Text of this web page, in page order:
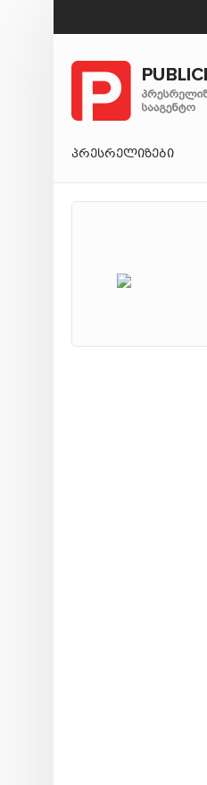
ᲞᲠᲔᲡᲠᲔᲚᲘᲖᲔᲑᲘ